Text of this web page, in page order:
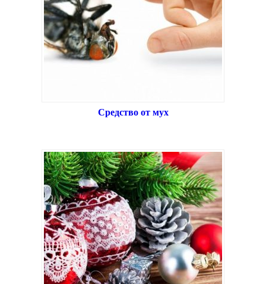
Средство от мух